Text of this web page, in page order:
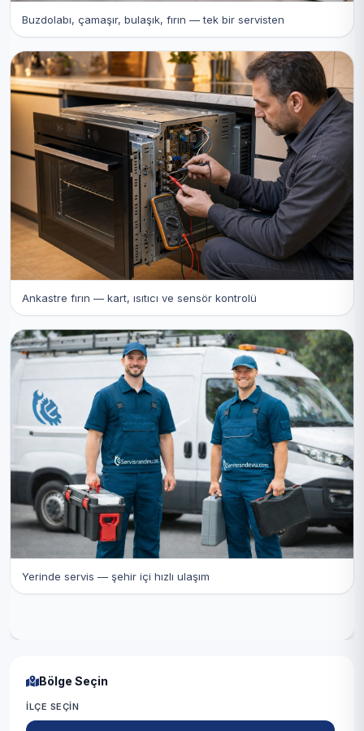
Buzdolabı, çamaşır, bulaşık, fırın — tek bir servisten
Ankastre fırın — kart, ısıtıcı ve sensör kontrolü
Yerinde servis — şehir içi hızlı ulaşım
Bölge Seçin
İLÇE SEÇIN